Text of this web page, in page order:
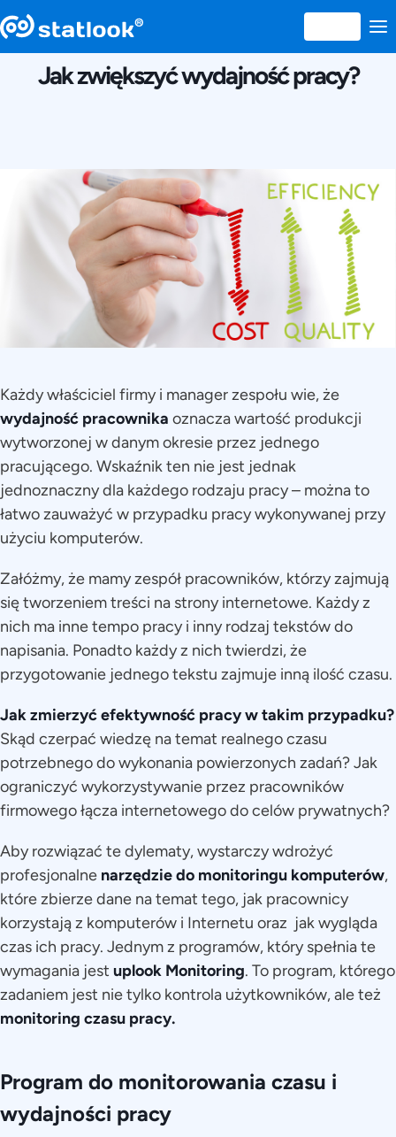
Jak zwiększyć wydajność pracy?
Każdy właściciel firmy i manager zespołu wie, że
wydajność pracownika oznacza wartość produkcji
wytworzonej w danym okresie przez jednego
pracującego. Wskaźnik ten nie jest jednak
jednoznaczny dla każdego rodzaju pracy – można to
łatwo zauważyć w przypadku pracy wykonywanej przy
użyciu komputerów.
Załóżmy, że mamy zespół pracowników, którzy zajmują
się tworzeniem treści na strony internetowe. Każdy z
nich ma inne tempo pracy i inny rodzaj tekstów do
napisania. Ponadto każdy z nich twierdzi, że
przygotowanie jednego tekstu zajmuje inną ilość czasu.
Jak zmierzyć efektywność pracyw takim przypadku?
Skąd czerpać wiedzę na temat realnego czasu
potrzebnego do wykonania powierzonych zadań? Jak
ograniczyć wykorzystywanie przez pracowników
firmowego łącza internetowego do celów prywatnych?
Aby rozwiązać te dylematy, wystarczy wdrożyć
profesjonalne narzędzie do monitoringu komputerów,
które zbierze dane na temat tego, jak pracownicy
korzystają z komputerów i Internetu oraz jak wygląda
czas ich pracy. Jednym z programów, który spełnia te
wymagania jest uplook Monitoring. To program, którego
zadaniem jest nie tylko kontrola użytkowników, ale też
monitoring czasu pracy.
Program do monitorowania czasu i
wydajności pracy